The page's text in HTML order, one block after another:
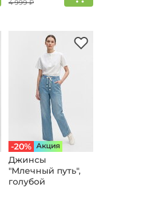
4 999 ₽
-20% Aкция
Джинсы
"Млeчный путь",
голубой